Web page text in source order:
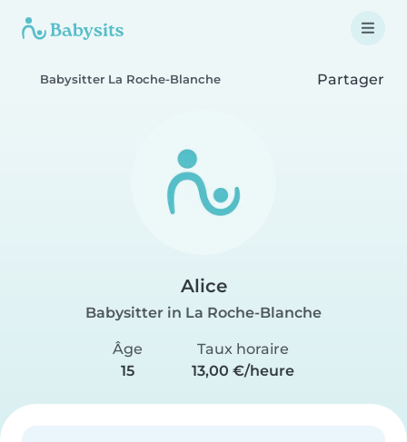
Babysitter La Roche-Blanche Partager
Alice
Babysitter in La Roche-Blanche
Âge
15
Taux horaire
13,00 €/heure